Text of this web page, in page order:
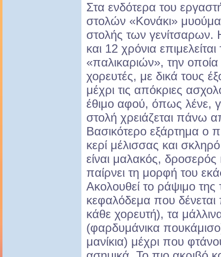
Στα ενδότερα του
στολών «Κονάκι»
στολής των γενίτσαρων.
και 12 χρόνια
«παλικαριών», την οποία
χορευτές, με δικά τους
μέχρι τις απόκριες
έθιμο αφού, όπως λένε,
στολή χρειάζεται πάνω
Βασικότερο εξάρτημα ο
κερί μέλισσας και
είναι μαλακός, δροσερός
παίρνει τη μορφή του
Ακολουθεί το ράψιμο
κεφαλόδεμα που δένεται
κάθε χορευτή), τα
(φαρδυμάνικα
μανίκια) μέχρι που